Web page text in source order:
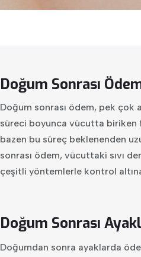
Doğum Sonrası
Doğum sonrası ödem, pek çok
süreci boyunca vücutta biriken
bazen bu süreç beklenenden
sonrası ödem, vücuttaki sıvı
çeşitli yöntemlerle kontrol
Doğum Sonrası
Doğumdan sonra ayaklarda